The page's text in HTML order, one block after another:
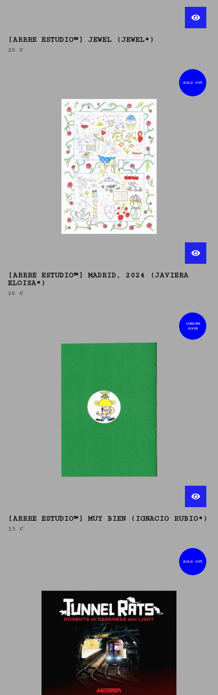
[ARRRE ESTUDIO™] JEWEL (JEWEL*)
20 €
SOLD OUT
[ARRRE ESTUDIO™] MADRID, 2024 (JAVIERA
ELOISA*)
20 €
COMING
SOON
[ARRRE ESTUDIO™] MUY BIEN (IGNACIO RUBIO*)
15 €
SOLD OUT